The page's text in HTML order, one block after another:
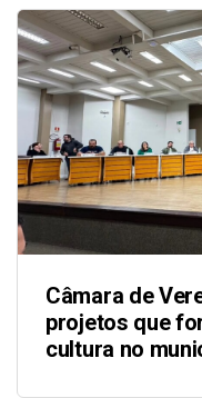
Câmara de
projetos que
cultura no